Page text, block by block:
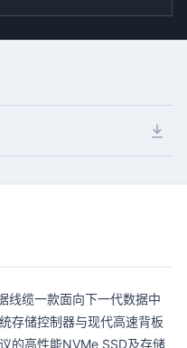
线缆一款面向下一代数据中
存储控制器与现代高速背板
的高性能NVMe SSD及存储